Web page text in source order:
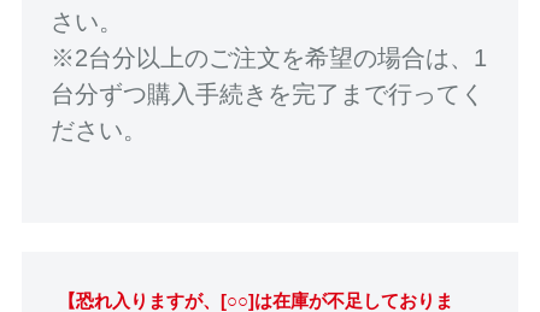
さい。
※2台分以上のご注文を希望の場合は、1
台分ずつ購入手続きを完了まで行ってく
ださい。
【恐れ入りますが、[○○]は在庫が不足しておりま